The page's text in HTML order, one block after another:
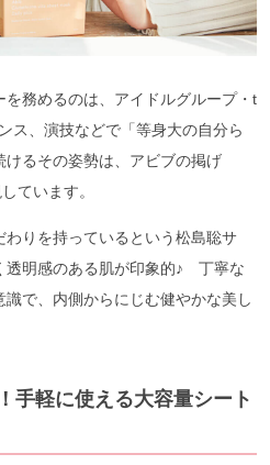
務めるのは、アイドルグループ・t
ス、演技などで「等身大の自分ら
けるその姿勢は、アビブの掲げ
ています。
りを持っているという松島聡サ
透明感のある肌が印象的♪ 丁寧な
で、内側からにじむ健やかな美し
手軽に使える大容量シート